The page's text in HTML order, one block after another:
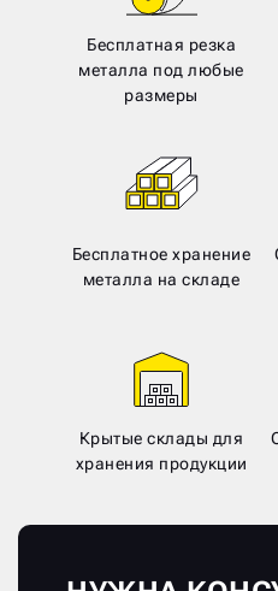
Бесплатная резка
металла под любые
размеры
Бесплатное хранение
металла на складе
Крытые склады для
хранения продукции